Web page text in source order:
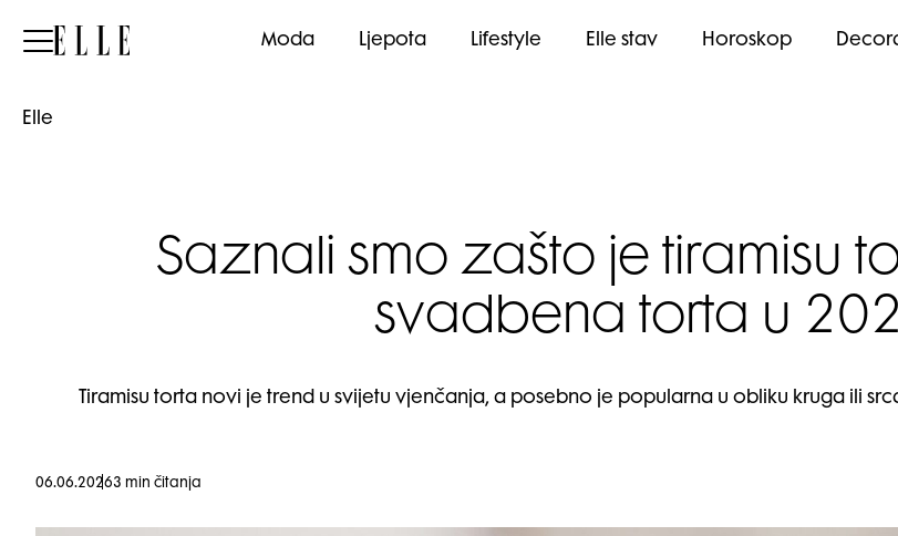
Elle Moda Ljepota Lifestyle Elle stav Horoskop
Elle
Saznali smo zašto je tiramisu
svadbena torta u
Tiramisu torta novi je trend u svijetu vjenčanja, a posebno je popularna u obliku kruga ili
06.06.20263 min čitanja